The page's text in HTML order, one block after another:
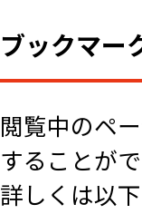
ブックマー
閲覧中のペ
することがで
詳しくは以下